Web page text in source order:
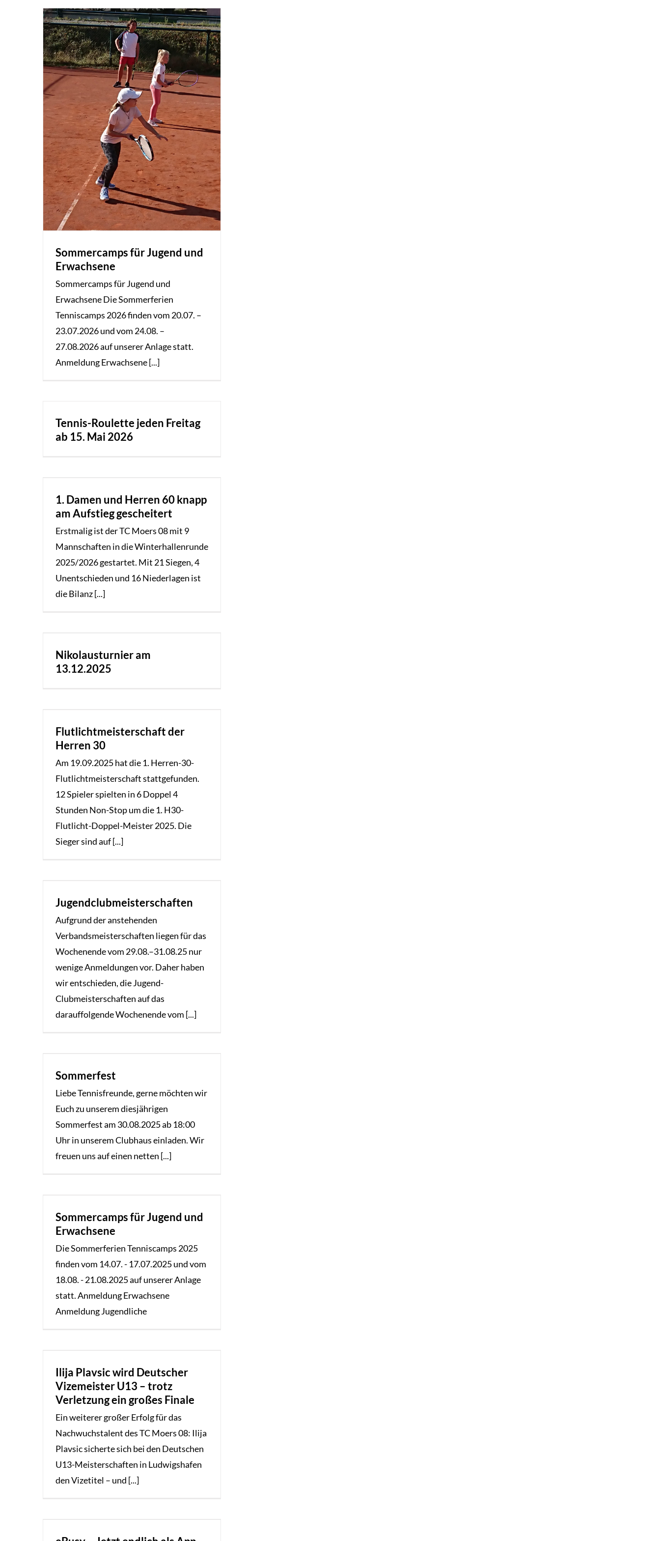
Sommercamps für Jugend und
Erwachsene
Sommercamps für Jugend und
Erwachsene Die Sommerferien
Tenniscamps 2026 finden vom 20.07. –
23.07.2026 und vom 24.08. –
27.08.2026 auf unserer Anlage statt.
Anmeldung Erwachsene [...]
Tennis-Roulette jeden Freitag
ab 15. Mai 2026
1. Damen und Herren 60 knapp
am Aufstieg gescheitert
Erstmalig ist der TC Moers 08 mit 9
Mannschaften in die Winterhallenrunde
2025/2026 gestartet. Mit 21 Siegen, 4
Unentschieden und 16 Niederlagen ist
die Bilanz [...]
Nikolausturnier am
13.12.2025
Flutlichtmeisterschaft der
Herren 30
Am 19.09.2025 hat die 1. Herren-30-
Flutlichtmeisterschaft stattgefunden.
12 Spieler spielten in 6 Doppel 4
Stunden Non-Stop um die 1. H30-
Flutlicht-Doppel-Meister 2025. Die
Sieger sind auf [...]
Jugendclubmeisterschaften
Aufgrund der anstehenden
Verbandsmeisterschaften liegen für das
Wochenende vom 29.08.–31.08.25 nur
wenige Anmeldungen vor. Daher haben
wir entschieden, die Jugend-
Clubmeisterschaften auf das
darauffolgende Wochenende vom [...]
Sommerfest
Liebe Tennisfreunde, gerne möchten wir
Euch zu unserem diesjährigen
Sommerfest am 30.08.2025 ab 18:00
Uhr in unserem Clubhaus einladen. Wir
freuen uns auf einen netten [...]
Sommercamps für Jugend und
Erwachsene
Die Sommerferien Tenniscamps 2025
finden vom 14.07. - 17.07.2025 und vom
18.08. - 21.08.2025 auf unserer Anlage
statt. Anmeldung Erwachsene
Anmeldung Jugendliche
Ilija Plavsic wird Deutscher
Vizemeister U13 – trotz
Verletzung ein großes Finale
Ein weiterer großer Erfolg für das
Nachwuchstalent des TC Moers 08: Ilija
Plavsic sicherte sich bei den Deutschen
U13-Meisterschaften in Ludwigshafen
den Vizetitel – und [...]